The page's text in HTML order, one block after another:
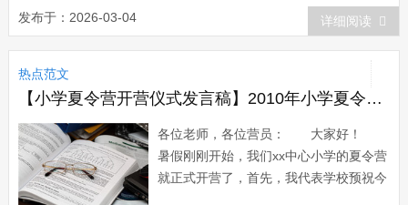
暴雨，降雨量达448mm，全镇遭受巨大
损失，出现断电、断路、断水、断通讯，
据初步估算直接经济损失达xxxx多万元。
发布于：2026-03-04 详细阅读
热点范文
【小学夏令营开营仪式发言稿】2010年小学夏令营开营仪式上的讲话
各位老师，各位营员： 大家好！
暑假刚刚开始，我们xx中心小学的夏令营
就正式开营了，首先，我代表学校预祝今